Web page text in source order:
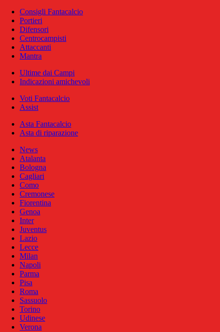
Consigli Fantacalcio
Portieri
Difensori
Centrocampisti
Attaccanti
Mantra
Ultime dai Campi
Indicazioni amichevoli
Voti Fantacalcio
Assist
Asta Fantacalcio
Asta di riparazione
News
Atalanta
Bologna
Cagliari
Como
Cremonese
Fiorentina
Genoa
Inter
Juventus
Lazio
Lecce
Milan
Napoli
Parma
Pisa
Roma
Sassuolo
Torino
Udinese
Verona